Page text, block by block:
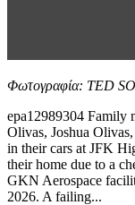
Φωτογραφία: TED
epa12989304 Family
Olivas, Joshua
in their cars at JFK
their home due to a
GKN Aerospace
2026. A failing...